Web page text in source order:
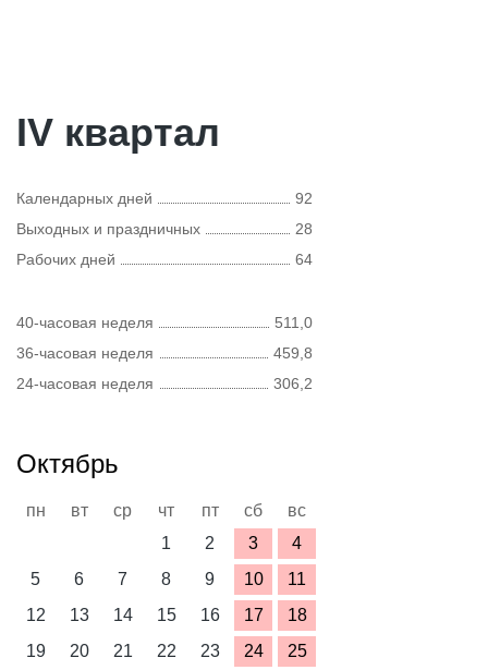
IV квартал
Календарных дней
92
Выходных и праздничных
28
Рабочих дней
64
40-часовая неделя
511,0
36-часовая неделя
459,8
24-часовая неделя
306,2
Октябрь
пн вт ср чт пт сб
вс
1
2 3
4
5
6 7 8 9 10
11
12
13 14 15 16 17
18
19
20 21 22 23 24
25